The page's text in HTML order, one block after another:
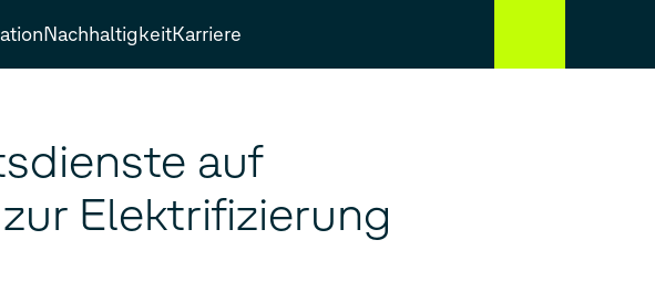
NachhaltigkeitKarriere
auf
Elektrifizierung